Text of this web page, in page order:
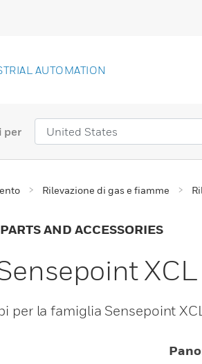
AUTOMATION
per
Rilevazione di gas e fiamme
AND ACCESSORIES
XCL
per la famiglia Sensepoint